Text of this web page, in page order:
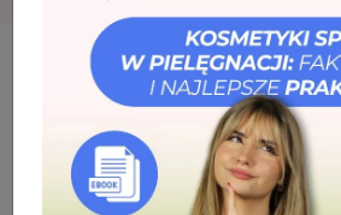
Kosmetyki Twarz
Tonik do twarzy
Tonik do